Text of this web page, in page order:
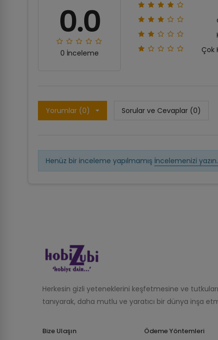
0.0
0 İnceleme
Çok
Yorumlar (0) Sorular ve Cevaplar (0)
Henüz bir inceleme yapılmamış İncelemenizi yazın.
Herkesin gizli yeteneklerini keşfetmesine ve
tanıyarak, daha mutlu ve yaratıcı bir dünya inşa
Bize Ulaşın Ödeme Yöntemleri